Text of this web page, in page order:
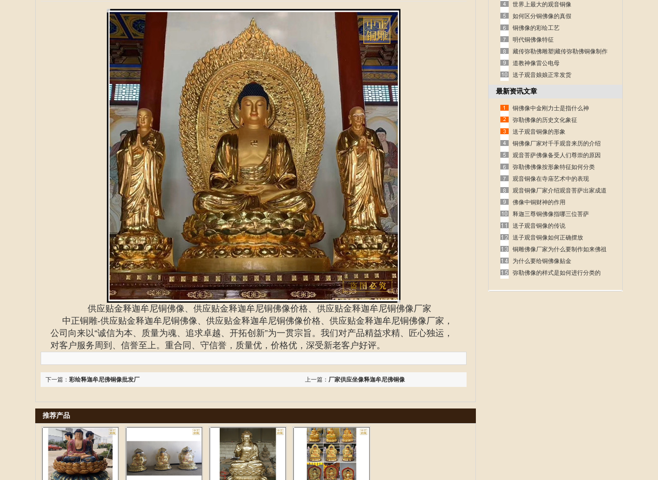
供应贴金释迦牟尼铜佛像、供应贴金释迦牟尼铜佛像价格、供应贴金释迦牟尼铜佛像厂家
中正铜雕-供应贴金释迦牟尼铜佛像、供应贴金释迦牟尼铜佛像价格、供应贴金释迦牟尼铜佛像厂家 ，
公司向来以“诚信为本、质量为魂、追求卓越、开拓创新”为一贯宗旨。我们对产品精益求精、匠心独运，
对客户服务周到、信誉至上。重合同、守信誉，质量优，价格优，深受新老客户好评。
上一篇： 厂家供应坐像释迦牟尼佛铜像
下一篇： 彩绘释迦牟尼佛铜像批发厂
推荐产品
世界上最大的观音铜像
如何区分铜佛像的真假
铜佛像的彩绘工艺
明代铜佛像特征
藏传弥勒佛雕塑|藏传弥勒佛铜像制作
道教神像雷公电母
送子观音娘娘正常发货
最新资讯文章
铜佛像中金刚力士是指什么神
弥勒佛像的历史文化象征
送子观音铜像的形象
铜佛像厂家对千手观音来历的介绍
观音菩萨佛像备受人们尊崇的原因
弥勒佛佛像按形象特征如何分类
观音铜像在寺庙艺术中的表现
观音铜像厂家介绍观音菩萨出家成道
的故事
佛像中铜财神的作用
释迦三尊铜佛像指哪三位菩萨
送子观音铜像的传说
送子观音铜像如何正确摆放
铜雕佛像厂家为什么要制作如来佛祖
呢
为什么要给铜佛像贴金
弥勒佛像的样式是如何进行分类的